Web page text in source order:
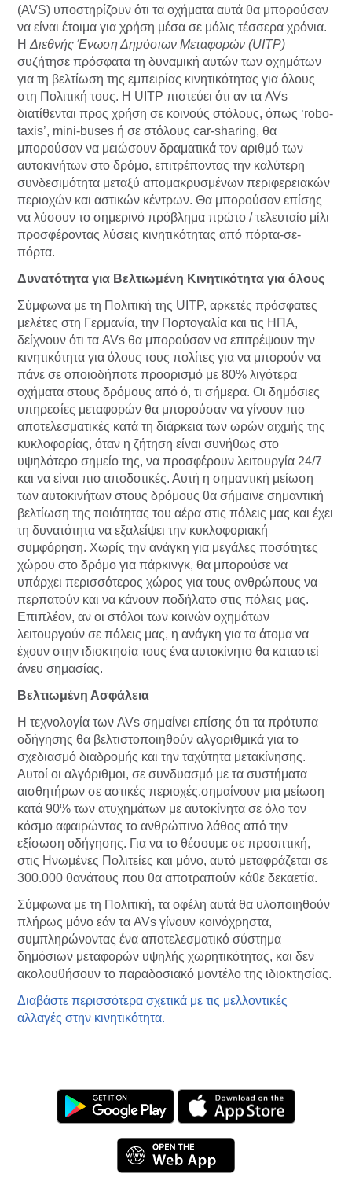
(AVS) υποστηρίζουν ότι τα οχήματα αυτά θα μπορούσαν
να είναι έτοιμα για χρήση μέσα σε μόλις τέσσερα χρόνια.
Η Διεθνής Ένωση Δημόσιων Μεταφορών (UITP)
συζήτησε πρόσφατα τη δυναμική αυτών των οχημάτων
για τη βελτίωση της εμπειρίας κινητικότητας για όλους
στη Πολιτική τους. Η UITP πιστεύει ότι αν τα AVs
διατίθενται προς χρήση σε κοινούς στόλους, όπως ‘robo-
taxis’, mini-buses ή σε στόλους car-sharing, θα
μπορούσαν να μειώσουν δραματικά τον αριθμό των
αυτοκινήτων στο δρόμο, επιτρέποντας την καλύτερη
συνδεσιμότητα μεταξύ απομακρυσμένων περιφερειακών
περιοχών και αστικών κέντρων. Θα μπορούσαν επίσης
να λύσουν το σημερινό πρόβλημα πρώτο / τελευταίο μίλι
προσφέροντας λύσεις κινητικότητας από πόρτα-σε-
πόρτα.
Δυνατότητα για Βελτιωμένη Κινητικότητα για όλους
Σύμφωνα με τη Πολιτική της UITP, αρκετές πρόσφατες
μελέτες στη Γερμανία, την Πορτογαλία και τις ΗΠΑ,
δείχνουν ότι τα AVs θα μπορούσαν να επιτρέψουν την
κινητικότητα για όλους τους πολίτες για να μπορούν να
πάνε σε οποιοδήποτε προορισμό με 80% λιγότερα
οχήματα στους δρόμους από ό, τι σήμερα. Οι δημόσιες
υπηρεσίες μεταφορών θα μπορούσαν να γίνουν πιο
αποτελεσματικές κατά τη διάρκεια των ωρών αιχμής της
κυκλοφορίας, όταν η ζήτηση είναι συνήθως στο
υψηλότερο σημείο της, να προσφέρουν λειτουργία 24/7
και να είναι πιο αποδοτικές. Αυτή η σημαντική μείωση
των αυτοκινήτων στους δρόμους θα σήμαινε σημαντική
βελτίωση της ποιότητας του αέρα στις πόλεις μας και έχει
τη δυνατότητα να εξαλείψει την κυκλοφοριακή
συμφόρηση. Χωρίς την ανάγκη για μεγάλες ποσότητες
χώρου στο δρόμο για πάρκινγκ, θα μπορούσε να
υπάρχει περισσότερος χώρος για τους ανθρώπους να
περπατούν και να κάνουν ποδήλατο στις πόλεις μας.
Επιπλέον, αν οι στόλοι των κοινών οχημάτων
λειτουργούν σε πόλεις μας, η ανάγκη για τα άτομα να
έχουν στην ιδιοκτησία τους ένα αυτοκίνητο θα καταστεί
άνευ σημασίας.
Βελτιωμένη Ασφάλεια
Η τεχνολογία των AVs σημαίνει επίσης ότι τα πρότυπα
οδήγησης θα βελτιστοποιηθούν αλγοριθμικά για το
σχεδιασμό διαδρομής και την ταχύτητα μετακίνησης.
Αυτοί οι αλγόριθμοι, σε συνδυασμό με τα συστήματα
αισθητήρων σε αστικές περιοχές,σημαίνουν μια μείωση
κατά 90% των ατυχημάτων με αυτοκίνητα σε όλο τον
κόσμο αφαιρώντας το ανθρώπινο λάθος από την
εξίσωση οδήγησης. Για να το θέσουμε σε προοπτική,
στις Ηνωμένες Πολιτείες και μόνο, αυτό μεταφράζεται σε
300.000 θανάτους που θα αποτραπούν κάθε δεκαετία.
Σύμφωνα με τη Πολιτική, τα οφέλη αυτά θα υλοποιηθούν
πλήρως μόνο εάν τα AVs γίνουν κοινόχρηστα,
συμπληρώνοντας ένα αποτελεσματικό σύστημα
δημόσιων μεταφορών υψηλής χωρητικότητας, και δεν
ακολουθήσουν το παραδοσιακό μοντέλο της ιδιοκτησίας.
Διαβάστε περισσότερα σχετικά με τις μελλοντικές
αλλαγές στην κινητικότητα.